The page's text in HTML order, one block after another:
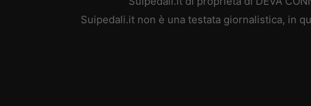
Suipedali.it non è una testata giornalistica, in